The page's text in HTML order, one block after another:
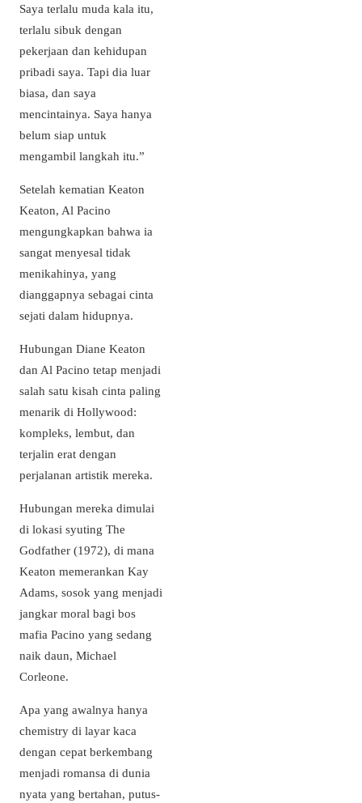
Saya terlalu muda kala itu,
terlalu sibuk dengan
pekerjaan dan kehidupan
pribadi saya. Tapi dia luar
biasa, dan saya
mencintainya. Saya hanya
belum siap untuk
mengambil langkah itu.”
Setelah kematian Keaton
Keaton, Al Pacino
mengungkapkan bahwa ia
sangat menyesal tidak
menikahinya, yang
dianggapnya sebagai cinta
sejati dalam hidupnya.
Hubungan Diane Keaton
dan Al Pacino tetap menjadi
salah satu kisah cinta paling
menarik di Hollywood:
kompleks, lembut, dan
terjalin erat dengan
perjalanan artistik mereka.
Hubungan mereka dimulai
di lokasi syuting The
Godfather (1972), di mana
Keaton memerankan Kay
Adams, sosok yang menjadi
jangkar moral bagi bos
mafia Pacino yang sedang
naik daun, Michael
Corleone.
Apa yang awalnya hanya
chemistry di layar kaca
dengan cepat berkembang
menjadi romansa di dunia
nyata yang bertahan, putus-